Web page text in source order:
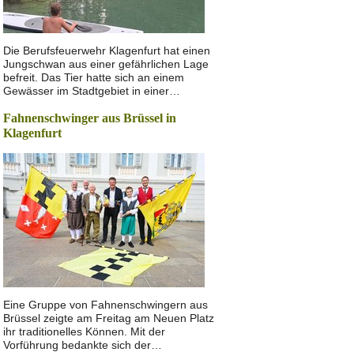
Die Berufsfeuerwehr Klagenfurt hat einen
Jungschwan aus einer gefährlichen Lage
befreit. Das Tier hatte sich an einem
Gewässer im Stadtgebiet in einer…
Fahnenschwinger aus Brüssel in
Klagenfurt
Eine Gruppe von Fahnenschwingern aus
Brüssel zeigte am Freitag am Neuen Platz
ihr traditionelles Können. Mit der
Vorführung bedankte sich der…